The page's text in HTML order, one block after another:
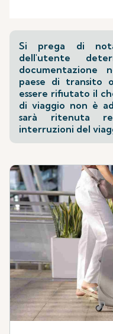
Si prega di
dell'utente
documentazione
paese di transito
essere rifiutato il
di viaggio non è
sarà ritenuta
interruzioni del